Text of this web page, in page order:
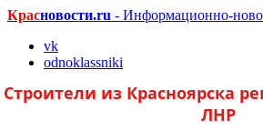
Красновости.ru - Информационно-
vk
odnoklassniki
Строители из Красноярска
ЛНР